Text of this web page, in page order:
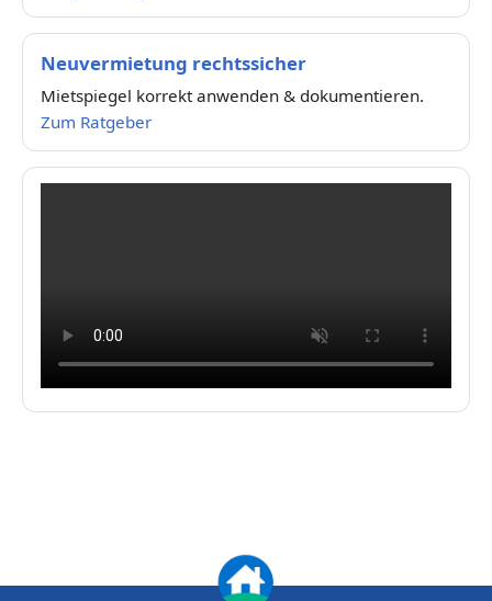
Neuvermietung rechtssicher
Mietspiegel korrekt anwenden & dokumentieren.
Zum Ratgeber